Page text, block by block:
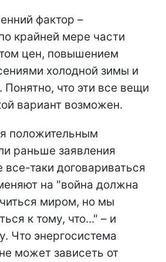
фактор –
крайней мере части
цен, повышением
холодной зимы и
Понятно, что эти все вещи
вариант возможен.
положительным
раньше заявления
все-таки договариваться
на "война должна
миром, но мы
к тому, что..." – и
Что энергосистема
может зависеть от